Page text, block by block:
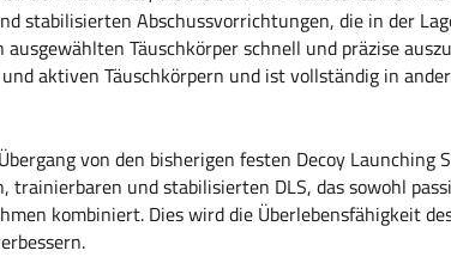
stabilisierten Abschussvorrichtungen, die in der
Täuschkörper schnell und präzise
aktiven Täuschkörpern und ist vollständig in
von den bisherigen festen Decoy Launching
trainierbaren und stabilisierten DLS, das sowohl
kombiniert. Dies wird die Überlebensfähigkeit